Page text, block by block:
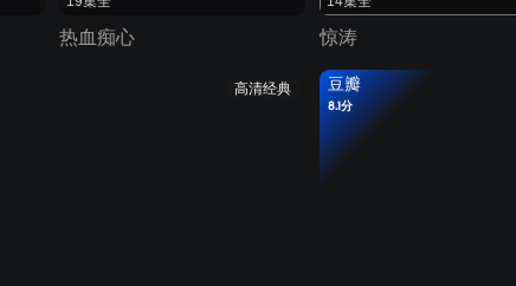
热血痴心 惊涛
高清经典 豆瓣
8.1分